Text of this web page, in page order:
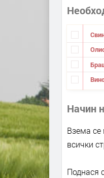
Начин
Взема се
всички
Поднася